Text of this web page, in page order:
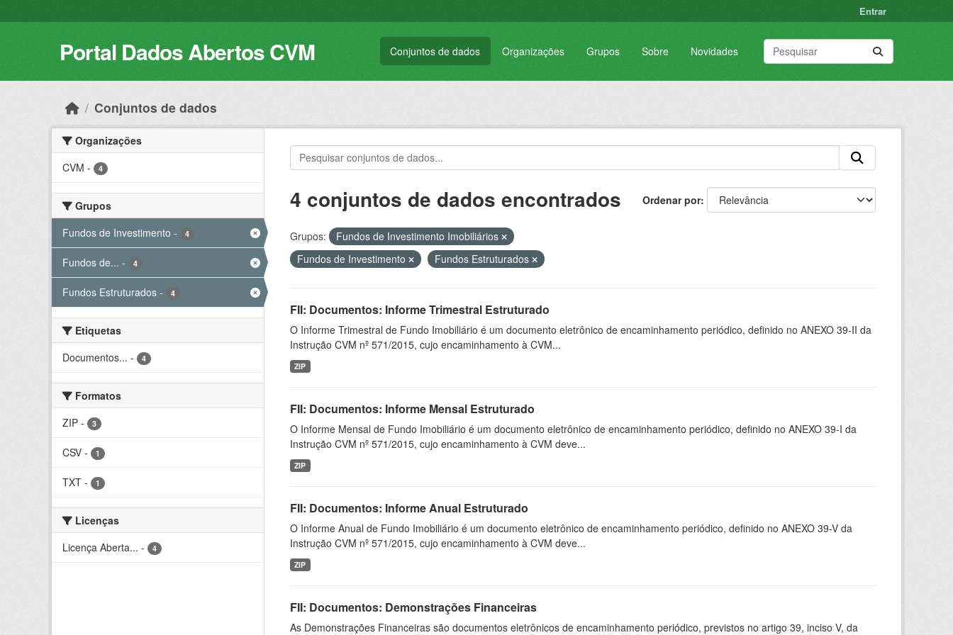
Entrar
Portal Dados Abertos CVM Conjuntos de dados Organizações Grupos Sobre Novidades
Conjuntos de dados
Organizações
CVM - 4
Grupos
Fundos de Investimento - 4
Fundos de... - 4
Fundos Estruturados - 4
Etiquetas
Documentos... - 4
Formatos
ZIP - 3
CSV - 1
TXT - 1
Licenças
Licença Aberta... - 4
Ordenar por
4 conjuntos de dados encontrados
Grupos:
Fundos de Investimento Imobiliários
Fundos de Investimento
Fundos Estruturados
FII: Documentos: Informe Trimestral Estruturado
O Informe Trimestral de Fundo Imobiliário é um documento eletrônico de encaminhamento periódico, definido no ANEXO 39-II da
Instrução CVM nº 571/2015, cujo encaminhamento à CVM...
ZIP
FII: Documentos: Informe Mensal Estruturado
O Informe Mensal de Fundo Imobiliário é um documento eletrônico de encaminhamento periódico, definido no ANEXO 39-I da
Instrução CVM nº 571/2015, cujo encaminhamento à CVM deve...
ZIP
FII: Documentos: Informe Anual Estruturado
O Informe Anual de Fundo Imobiliário é um documento eletrônico de encaminhamento periódico, definido no ANEXO 39-V da
Instrução CVM nº 571/2015, cujo encaminhamento à CVM deve...
ZIP
FII: Documentos: Demonstrações Financeiras
As Demonstrações Financeiras são documentos eletrônicos de encaminhamento periódico, previstos no artigo 39, inciso V, da